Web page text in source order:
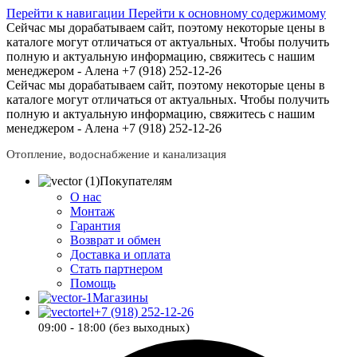
Перейти к навигации Перейти к основному содержимому
Сейчас мы дорабатываем сайт, поэтому некоторые цены в
каталоге могут отличаться от актуальных. Чтобы получить
полную и актуальную информацию, свяжитесь с нашим
менеджером - Алена +7 (918) 252-12-26
Сейчас мы дорабатываем сайт, поэтому некоторые цены в
каталоге могут отличаться от актуальных. Чтобы получить
полную и актуальную информацию, свяжитесь с нашим
менеджером - Алена +7 (918) 252-12-26
Отопление, водоснабжение и канализация
Покупателям
О нас
Монтаж
Гарантия
Возврат и обмен
Доставка и оплата
Стать партнером
Помощь
Магазины
+7 (918) 252-12-26
09:00 - 18:00 (без выходных)